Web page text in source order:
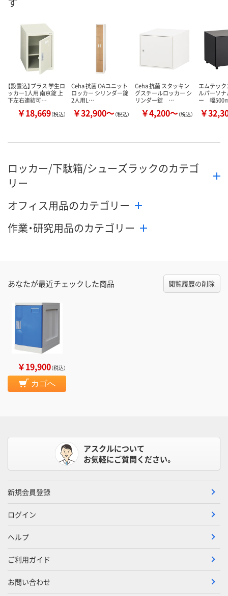
【設置込】プラス 学生ロ
ッカー1人用 南京錠 上
下左右連結可…
￥18,669（税込）
Ceha 抗菌 OAユニット
ロッカー シリンダー錠
2人用L…
￥32,900～（税込）
Ceha 抗菌 スタッキン
グスチールロッカー シ
リンダー錠 …
￥4,200～（税込）
エムテッ
ルパーソ
ー 幅
￥
ロッカー/下駄箱/シューズラックのカテゴ
リー
オフィス用品のカテゴリー
作業・研究用品のカテゴリー
あなたが最近チェックした商品 閲覧履歴の削除
￥19,900（税込）
カゴへ
アスクルについて
お気軽にご質問ください。
新規会員登録
ログイン
ヘルプ
ご利用ガイド
お問い合わせ